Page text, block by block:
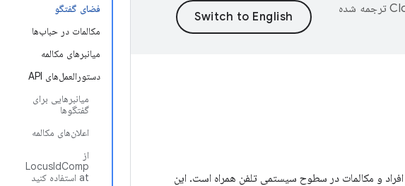
فضای گفتگو
مکالمات در حباب‌ها
میانبرهای مکالمه
دستورالعمل‌های API
میانبرهایی برای
گفتگوها
اعلان‌های مکالمه
از
LocusIdComp
at استفاده کنید
ترجمه شده
و مکالمات در سطوح سیستمی تلفن همراه است. این